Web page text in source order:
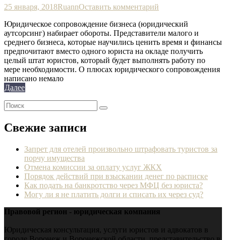
25 января, 2018RuannОставить комментарий
Юридическое сопровождение бизнеса (юридический
аутсорсинг) набирает обороты. Представители малого и
среднего бизнеса, которые научились ценить время и финансы
предпочитают вместо одного юриста на окладе получить
целый штат юристов, который будет выполнять работу по
мере необходимости. О плюсах юридического сопровождения
написано немало
Далее
Свежие записи
Запрет для отелей произвольно штрафовать туристов за
порчу имущества
Отмена комиссии за оплату услуг ЖКХ
Порядок действий при взыскании денег по расписке
Как подать на банкротство через МФЦ без юриста?
Могу ли я не платить долги и списать их через суд?
Правовой регион - юридическая компания
Юридическая консультация, услуги юристов и адвокатов в